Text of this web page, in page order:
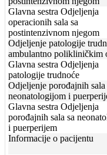
Glavna sestra Odjeljenja
operacionih sala sa
postintenzivnom njegom
Odjeljenje patologije
ambulantno polikliničkim
Glavna sestra Odjeljenja
patologije trudnoće
Odjeljenje porođajnih sala
neonatologijom i
Glavna sestra Odjeljenja
porođajnih sala sa
i puerperijem
Informacije o pacijentu